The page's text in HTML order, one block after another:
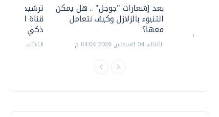
ترشيدا
قناة
ذكي
الثلاثاء، 14 يوليو 2026 06:11 م
بعد إشعارات "جوجل" .. هل يمكن
التنبوء بالزلازل وكيف نتعامل
معها؟
الثلاثاء، 04 اغسطس 2026 04:04 م